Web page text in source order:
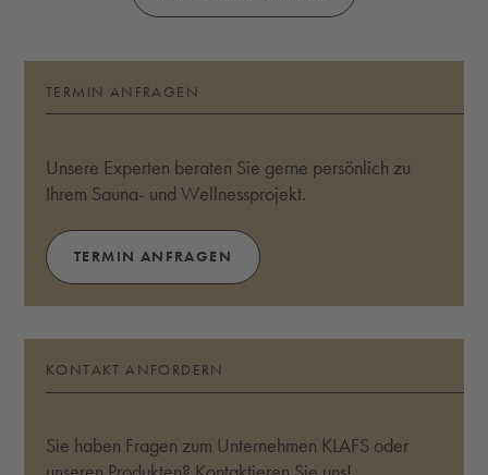
TERMIN ANFRAGEN
Unsere Experten beraten Sie gerne persönlich zu
Ihrem Sauna- und Wellnessprojekt.
TERMIN ANFRAGEN
KONTAKT ANFORDERN
Sie haben Fragen zum Unternehmen KLAFS oder